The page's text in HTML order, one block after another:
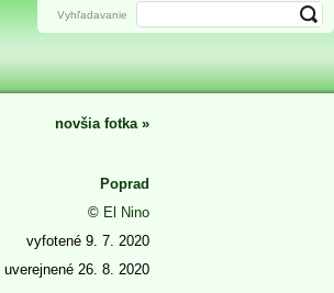
novšia fotka »
Poprad
© El Nino
vyfotené 9. 7. 2020
uverejnené 26. 8. 2020
Vyhľadavanie